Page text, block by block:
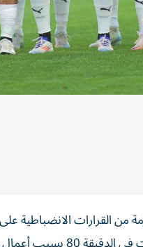
من القرارات الانضباطية